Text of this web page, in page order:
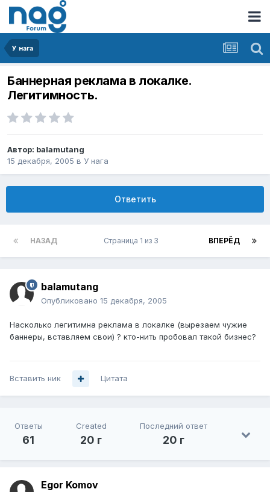
У нага
Баннерная реклама в локалке.
Легитимность.
Автор: balamutang
15 декабря, 2005 в У нага
Ответить
НАЗАД ВПЕРЁД
Страница 1 из 3
balamutang
Опубликовано 15 декабря, 2005
Насколько легитимна реклама в локалке (вырезаем чужие
баннеры, вставляем свои) ? кто-нить пробовал такой бизнес?
Вставить ник Цитата
Ответы
61
Created
20 г
Последний ответ
20 г
Egor Komov